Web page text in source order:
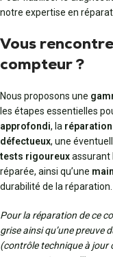
notre expertise en
Vous
compteur ?
Nous proposons une
les étapes essentielles
approfondi, la
défectueux, une
tests rigoureuxassurant
réparée, ainsi qu’une
durabilité de la réparation.
Pour la réparation de ce
grise ainsi qu’une preuve
(contrôle technique à jour